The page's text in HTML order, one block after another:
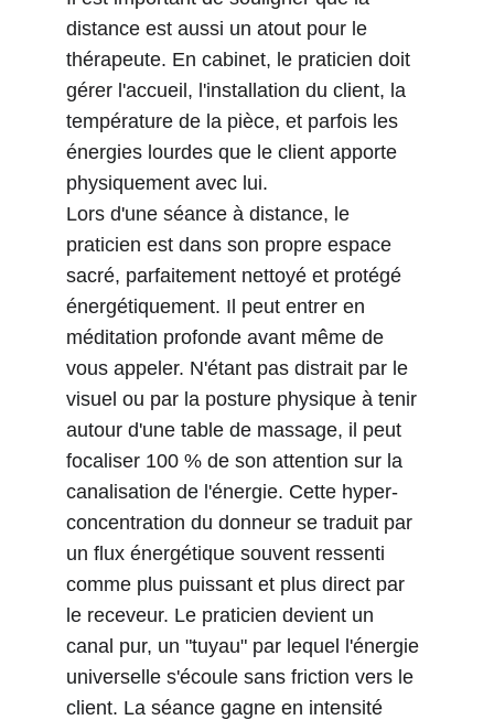
distance est aussi un atout pour le
thérapeute. En cabinet, le praticien doit
gérer l'accueil, l'installation du client, la
température de la pièce, et parfois les
énergies lourdes que le client apporte
physiquement avec lui.
Lors d'une séance à distance, le
praticien est dans son propre espace
sacré, parfaitement nettoyé et protégé
énergétiquement. Il peut entrer en
méditation profonde avant même de
vous appeler. N'étant pas distrait par le
visuel ou par la posture physique à tenir
autour d'une table de massage, il peut
focaliser 100 % de son attention sur la
canalisation de l'énergie. Cette hyper-
concentration du donneur se traduit par
un flux énergétique souvent ressenti
comme plus puissant et plus direct par
le receveur. Le praticien devient un
canal pur, un "tuyau" par lequel l'énergie
universelle s'écoule sans friction vers le
client. La séance gagne en intensité